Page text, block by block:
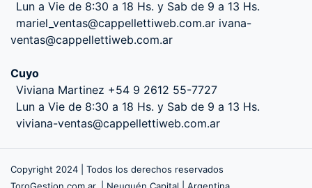
Lun a Vie de 8:30 a 18 Hs. y Sab de 9 a 13 Hs.
mariel_ventas@cappellettiweb.com.ar ivana-
ventas@cappellettiweb.com.ar
Cuyo
Viviana Martinez +54 9 2612 55-7727
Lun a Vie de 8:30 a 18 Hs. y Sab de 9 a 13 Hs.
viviana-ventas@cappellettiweb.com.ar
Copyright 2024 | Todos los derechos reservados
ToroGestion.com.ar. | Neuquén Capital | Argentina